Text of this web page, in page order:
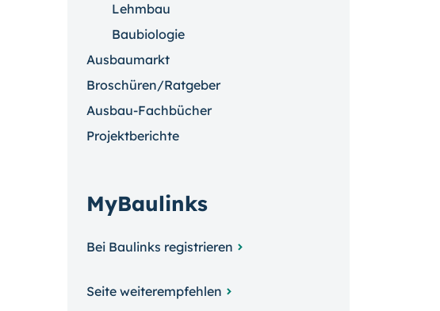
Lehmbau
Baubiologie
Ausbaumarkt
Broschüren/Ratgeber
Ausbau-Fachbücher
Projektberichte
MyBaulinks
Bei Baulinks registrieren
Seite weiterempfehlen